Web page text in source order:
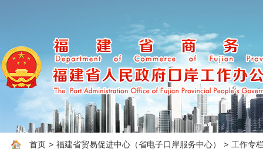
首页 > 福建省贸易促进中心（省电子口岸服务中心） > 工作专